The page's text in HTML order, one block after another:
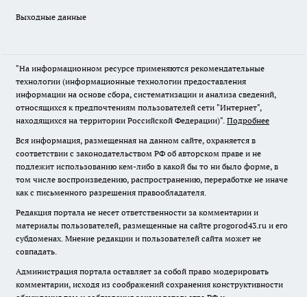
Выходные данные
"На информационном ресурсе применяются рекомендательные
технологии (информационные технологии предоставления
информации на основе сбора, систематизации и анализа сведений,
относящихся к предпочтениям пользователей сети "Интернет",
находящихся на территории Российской Федерации)". Подробнее
Вся информация, размещенная на данном сайте, охраняется в
соответствии с законодательством РФ об авторском праве и не
подлежит использованию кем-либо в какой бы то ни было форме, в
том числе воспроизведению, распространению, переработке не иначе
как с письменного разрешения правообладателя.
Редакция портала не несет ответственности за комментарии и
материалы пользователей, размещенные на сайте progorod43.ru и его
субдоменах. Мнение редакции и пользователей сайта может не
совпадать.
Администрация портала оставляет за собой право модерировать
комментарии, исходя из соображений сохранения конструктивности